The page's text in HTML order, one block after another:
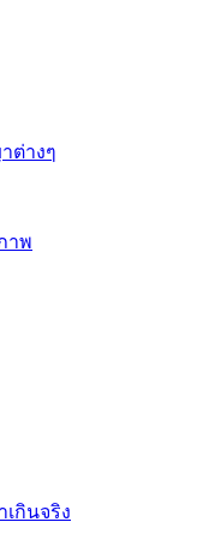
ต่างๆ
าพ
กินจริง